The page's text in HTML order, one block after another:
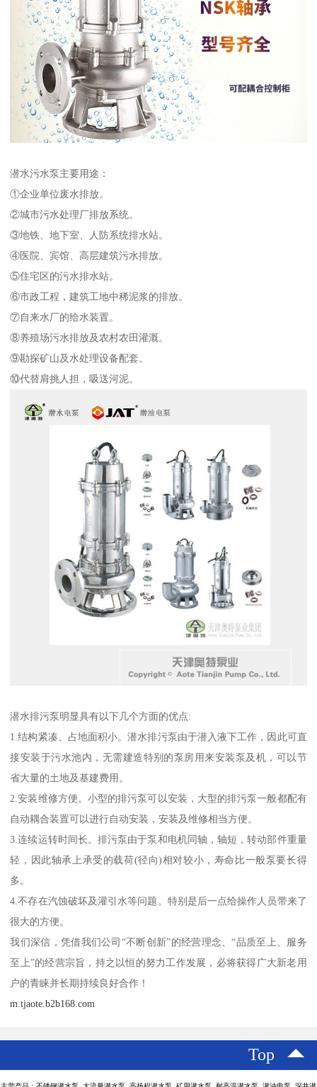
潜水污水泵主要用途：
①企业单位废水排放。
②城市污水处理厂排放系统。
③地铁、地下室、人防系统排水站。
④医院、宾馆、高层建筑污水排放。
⑤住宅区的污水排水站。
⑥市政工程，建筑工地中稀泥浆的排放。
⑦自来水厂的给水装置。
⑧养殖场污水排放及农村农田灌溉。
⑨勘探矿山及水处理设备配套。
⑩代替肩挑人担，吸送河泥。
潜水排污泵明显具有以下几个方面的优点:
1.结构紧凑、占地面积小。潜水排污泵由于潜入液下工作，因此可直
接安装于污水池内，无需建造特别的泵房用来安装泵及机，可以节
省大量的土地及基建费用。
2.安装维修方便。小型的排污泵可以安装，大型的排污泵一般都配有
自动耦合装置可以进行自动安装，安装及维修相当方便。
3.连续运转时间长。排污泵由于泵和电机同轴，轴短，转动部件重量
轻，因此轴承上承受的载荷(径向)相对较小，寿命比一般泵要长得
多。
4.不存在汽蚀破坏及灌引水等问题。特别是后一点给操作人员带来了
很大的方便。
我们深信，凭借我们公司“不断创新”的经营理念、“品质至上、服务
至上”的经营宗旨，持之以恒的努力工作发展，必将获得广大新老用
户的青睐并长期持续良好合作！
m.tjaote.b2b168.com
Top